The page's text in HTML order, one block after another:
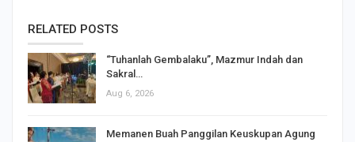
RELATED POSTS
“Tuhanlah Gembalaku”, Mazmur Indah dan
Sakral…
Aug 6, 2026
Memanen Buah Panggilan Keuskupan Agung